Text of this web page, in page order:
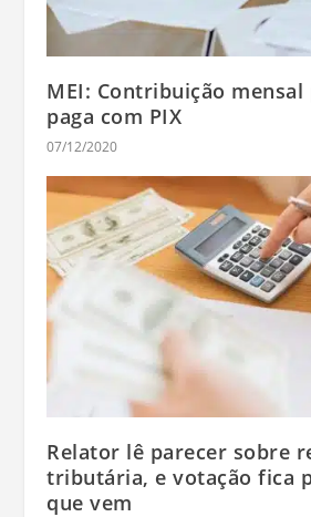
MEI: Contribuição
paga com PIX
07/12/2020
Relator lê parecer sobre
tributária, e votação fica
que vem